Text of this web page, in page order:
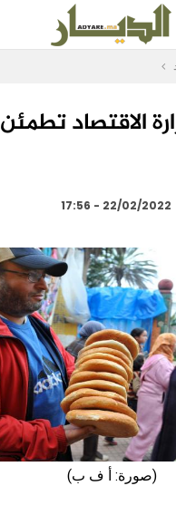
الاقتصاد تطمئن
22/02/2022 - 17:56
(صورة: أ ف ب)